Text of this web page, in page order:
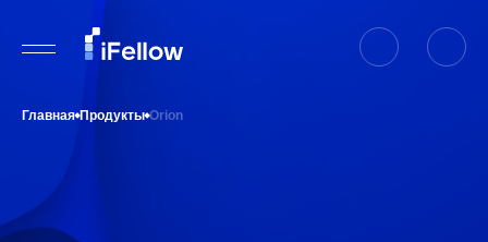
Главная Продукты Orion